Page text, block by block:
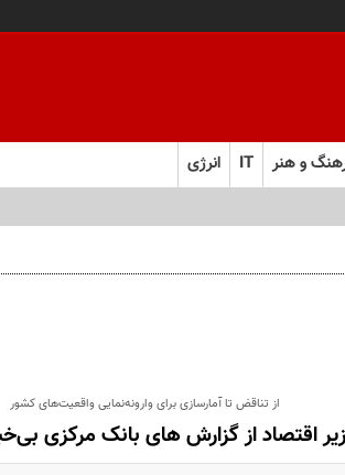
و هنر IT انرژی
از تناقض تا آمارسازی برای وارونه‌نمایی واقعیت‌های کشور
اقتصاد از گزارش های بانک مرکزی